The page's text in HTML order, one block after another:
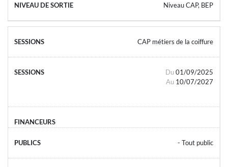
Niveau CAP, BEP
CAP métiers de la coiffure
Du 01/09/2025
Au 10/07/2027
- Tout public